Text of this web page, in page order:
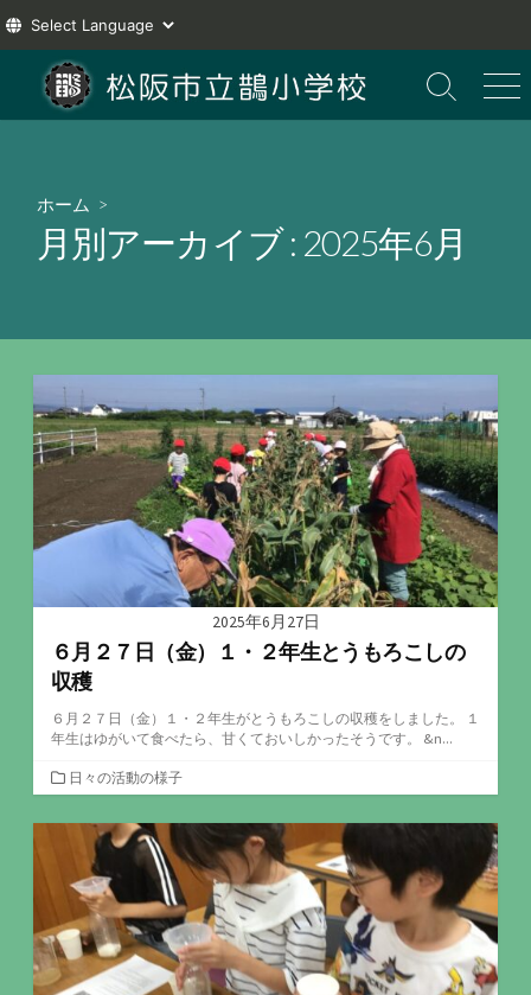
テ
検
索
メ
ニ
ホーム >
月別アーカイブ : 2025年6月
2025年6月27日
６月２７日（金）１・２年生とうもろこしの
収穫
６月２７日（金）１・２年生がとうもろこしの収穫をしました。 １
年生はゆがいて食べたら、甘くておいしかったそうです。 &n...
カ
テ
ゴ
日々の活動の様子